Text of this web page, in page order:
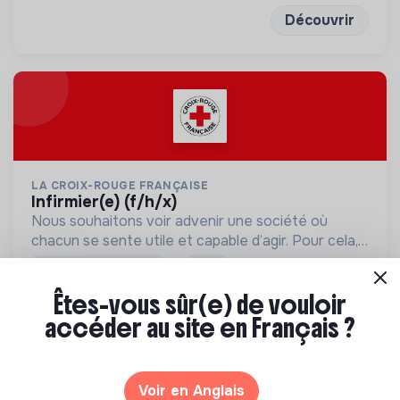
Découvrir
LA CROIX-ROUGE FRANÇAISE
infirmier(e) (f/h/x)
Nous souhaitons voir advenir une société où
chacun se sente utile et capable d’agir. Pour cela,
nous proposons des moyens et des lieux
1 labels et certifications
PUTEAUX, France
Social
Il y a 1 jour
Êtes-vous sûr(e) de vouloir
accéder au site en Français ?
Voir en Anglais